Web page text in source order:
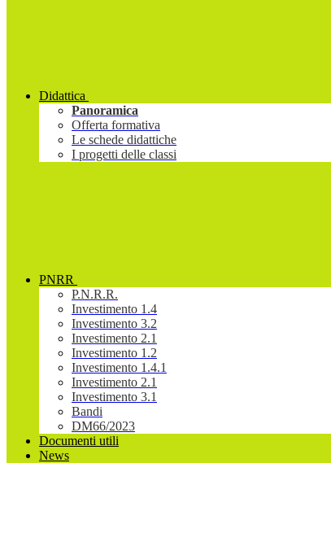
Didattica
Panoramica
Offerta formativa
Le schede didattiche
I progetti delle classi
PNRR
P.N.R.R.
Investimento 1.4
Investimento 3.2
Investimento 2.1
Investimento 1.2
Investimento 1.4.1
Investimento 2.1
Investimento 3.1
Bandi
DM66/2023
Documenti utili
News